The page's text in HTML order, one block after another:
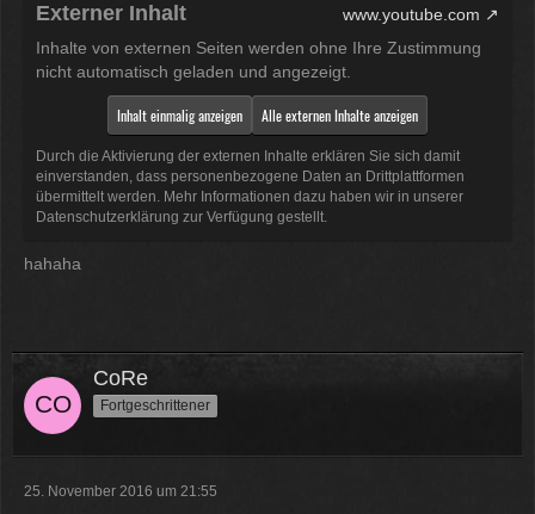
Externer Inhalt
www.youtube.com
Inhalte von externen Seiten werden ohne Ihre Zustimmung
nicht automatisch geladen und angezeigt.
Inhalt einmalig anzeigen Alle externen Inhalte anzeigen
Durch die Aktivierung der externen Inhalte erklären Sie sich damit
einverstanden, dass personenbezogene Daten an Drittplattformen
übermittelt werden. Mehr Informationen dazu haben wir in unserer
Datenschutzerklärung zur Verfügung gestellt.
hahaha
CoRe
Fortgeschrittener
25. November 2016 um 21:55